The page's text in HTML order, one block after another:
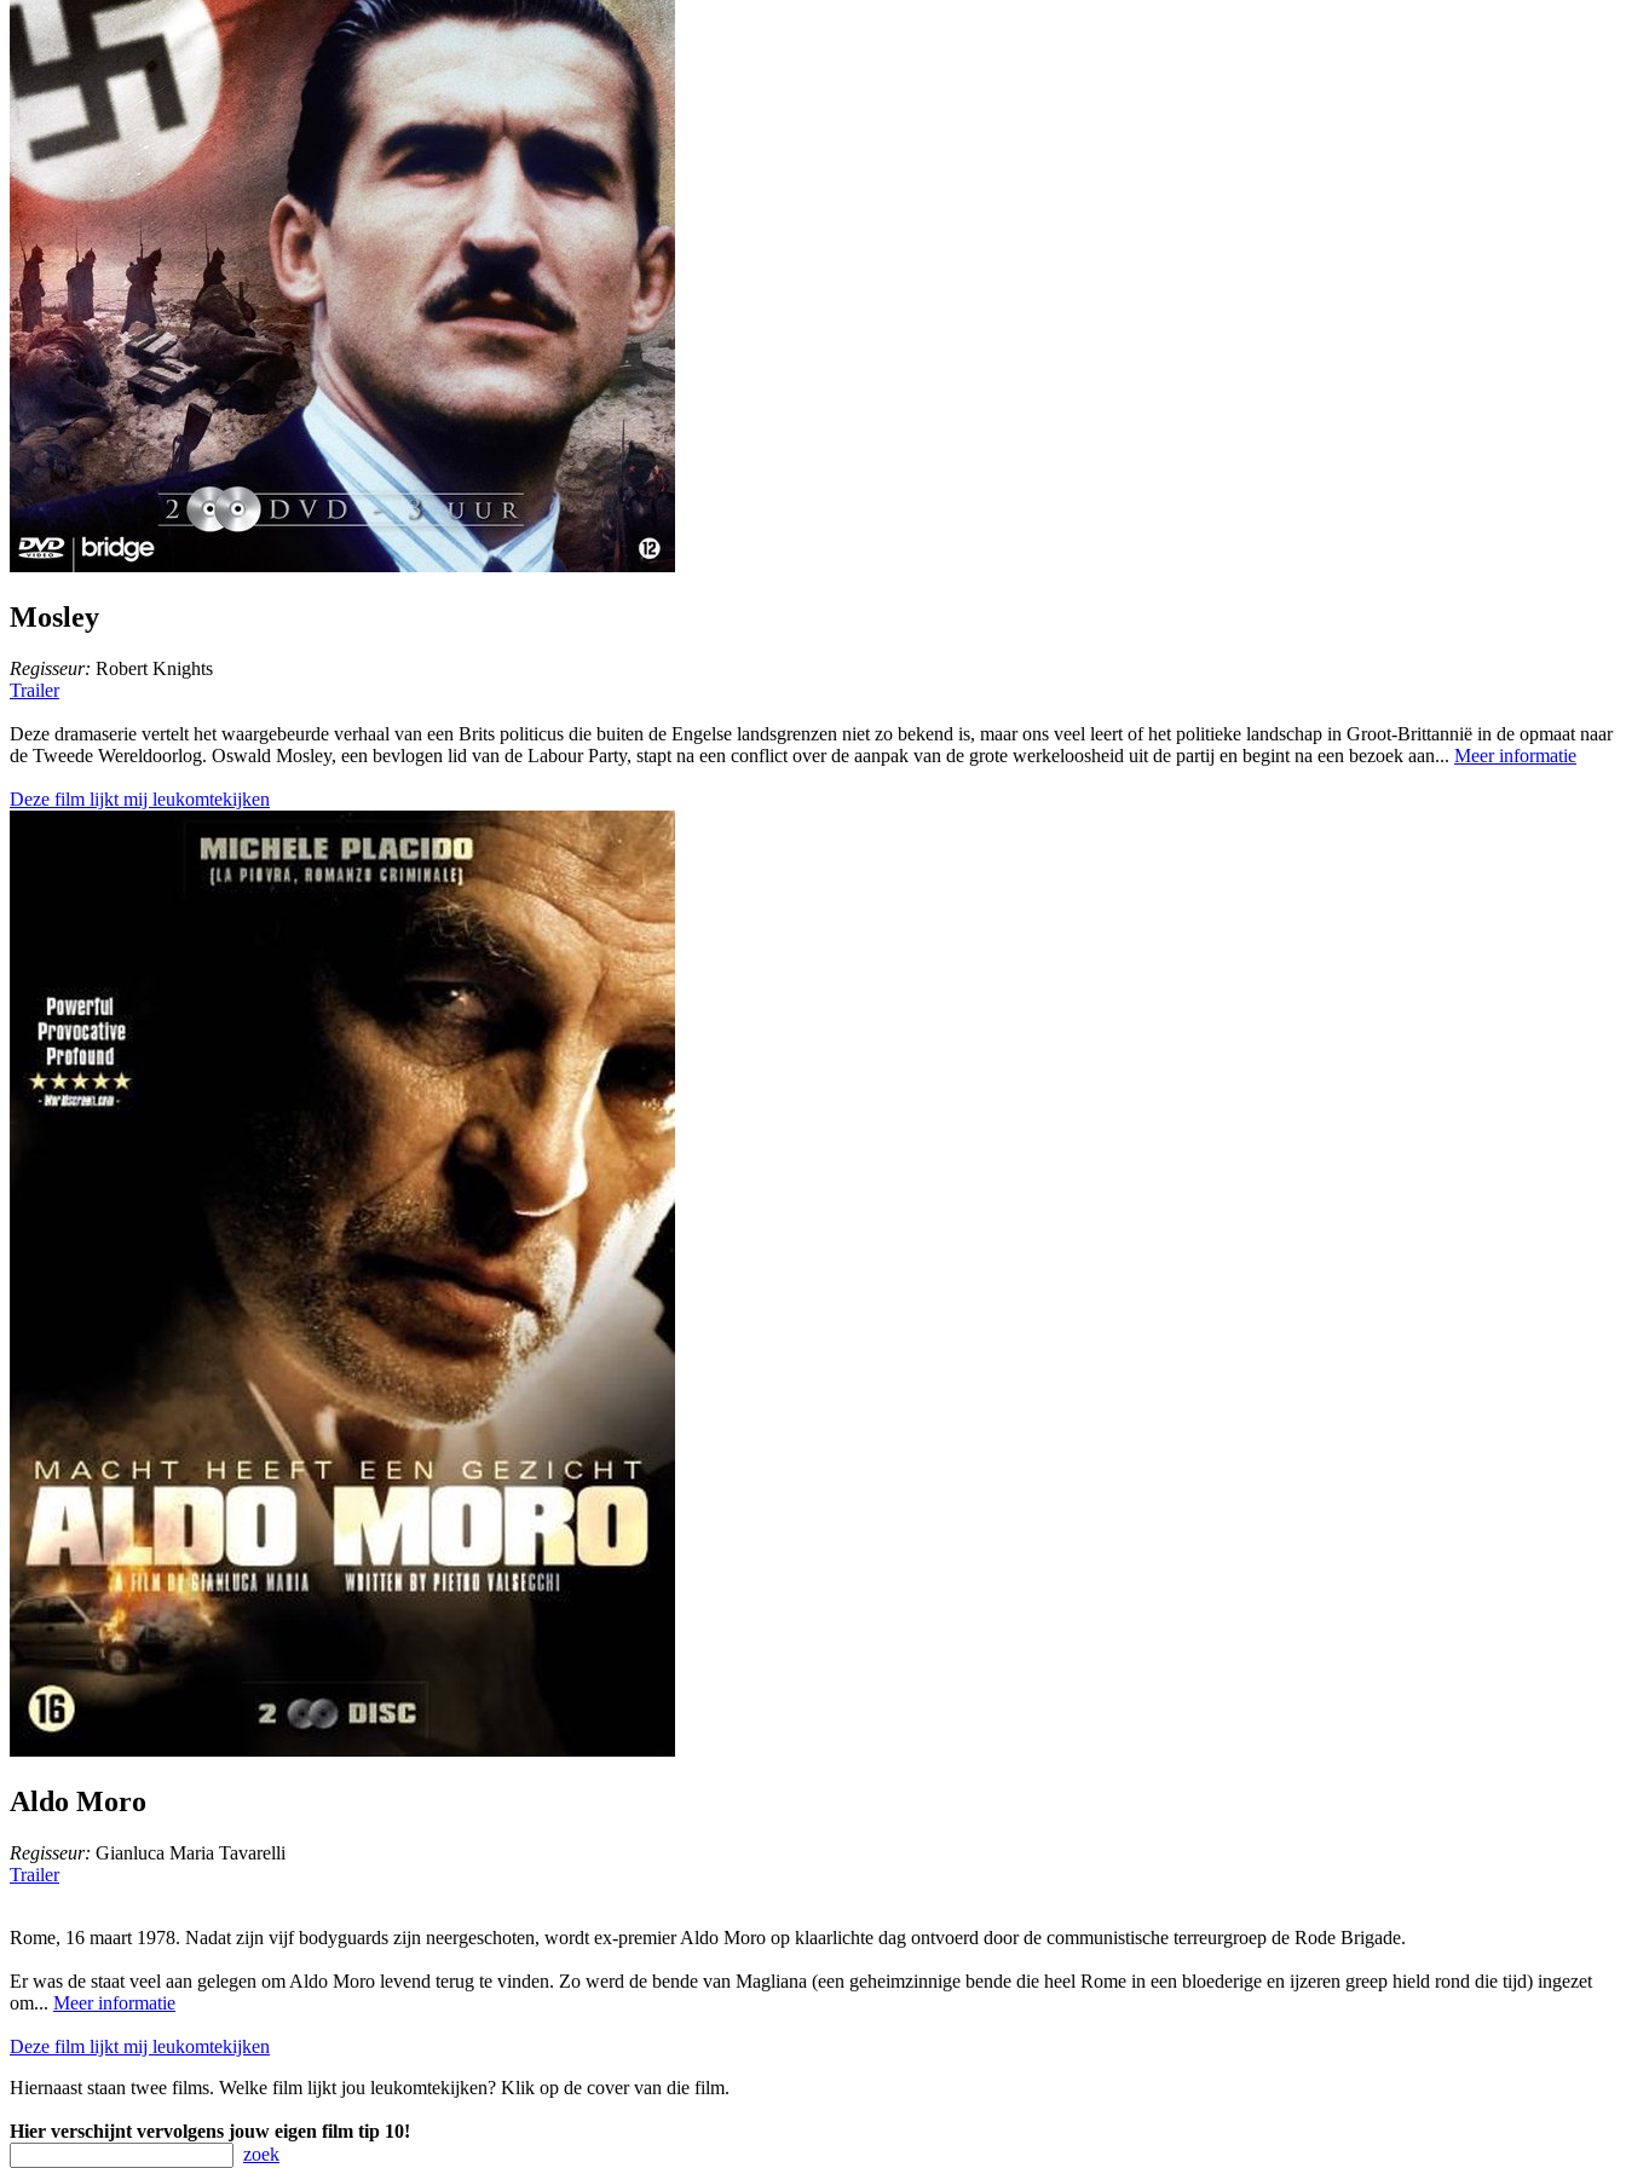
Mosley
Regisseur: Robert Knights
Trailer
Deze dramaserie vertelt het waargebeurde verhaal van een Brits politicus die buiten de Engelse landsgrenzen niet zo bekend is, maar ons veel leert of het politieke landschap in Groot-Brittannië in de opmaat naar
de Tweede Wereldoorlog. Oswald Mosley, een bevlogen lid van de Labour Party, stapt na een conflict over de aanpak van de grote werkeloosheid uit de partij en begint na een bezoek aan... Meer informatie
Deze film lijkt mij leukomtekijken
Aldo Moro
Regisseur: Gianluca Maria Tavarelli
Trailer
Rome, 16 maart 1978. Nadat zijn vijf bodyguards zijn neergeschoten, wordt ex-premier Aldo Moro op klaarlichte dag ontvoerd door de communistische terreurgroep de Rode Brigade.
Er was de staat veel aan gelegen om Aldo Moro levend terug te vinden. Zo werd de bende van Magliana (een geheimzinnige bende die heel Rome in een bloederige en ijzeren greep hield rond die tijd) ingezet
om... Meer informatie
Deze film lijkt mij leukomtekijken
Hiernaast staan twee films. Welke film lijkt jou leukomtekijken? Klik op de cover van die film.
Hier verschijnt vervolgens jouw eigen film tip 10!
zoek